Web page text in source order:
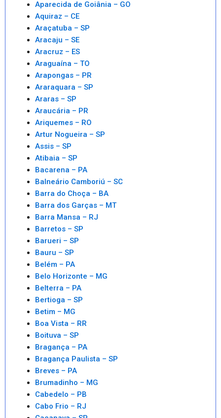
Aparecida de Goiânia – GO
Aquiraz – CE
Araçatuba – SP
Aracaju – SE
Aracruz – ES
Araguaína – TO
Arapongas – PR
Araraquara – SP
Araras – SP
Araucária – PR
Ariquemes – RO
Artur Nogueira – SP
Assis – SP
Atibaia – SP
Bacarena – PA
Balneário Camboriú – SC
Barra do Choça – BA
Barra dos Garças – MT
Barra Mansa – RJ
Barretos – SP
Barueri – SP
Bauru – SP
Belém – PA
Belo Horizonte – MG
Belterra – PA
Bertioga – SP
Betim – MG
Boa Vista – RR
Boituva – SP
Bragança – PA
Bragança Paulista – SP
Breves – PA
Brumadinho – MG
Cabedelo – PB
Cabo Frio – RJ